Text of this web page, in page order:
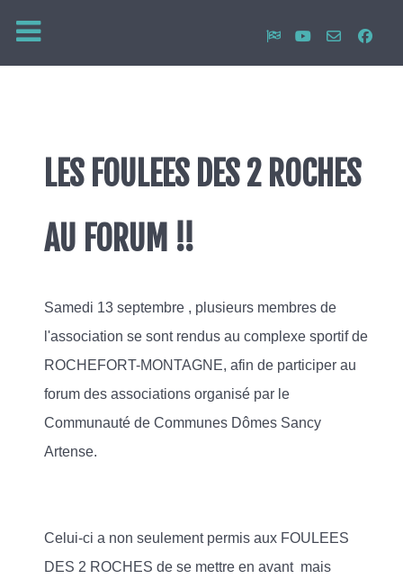
LES FOULEES DES 2 ROCHES
AU FORUM !!
Samedi 13 septembre , plusieurs membres de
l'association se sont rendus au complexe sportif de
ROCHEFORT-MONTAGNE, afin de participer au
forum des associations organisé par le
Communauté de Communes Dômes Sancy
Artense.
Celui-ci a non seulement permis aux FOULEES
DES 2 ROCHES de se mettre en avant mais